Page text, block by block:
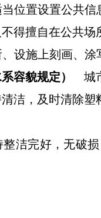
位置设置公共
得擅自在公共
设施上刻画、
容貌规定）
城
清洁，及时清除
整洁完好，无破